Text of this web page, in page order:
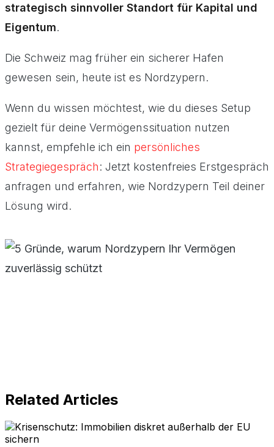
strategisch sinnvoller Standort für Kapital und
Eigentum.
Die Schweiz mag früher ein sicherer Hafen
gewesen sein, heute ist es Nordzypern.
Wenn du wissen möchtest, wie du dieses Setup
gezielt für deine Vermögenssituation nutzen
kannst, empfehle ich ein persönliches
Strategiegespräch: Jetzt kostenfreies Erstgespräch
anfragen und erfahren, wie Nordzypern Teil deiner
Lösung wird.
Related Articles